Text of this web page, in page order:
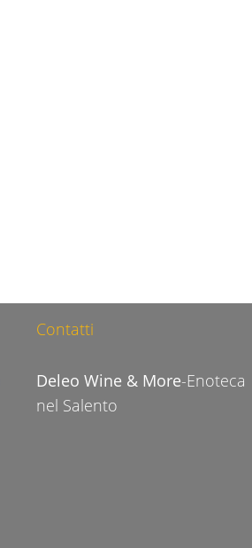
Contatti
Deleo Wine & More-Enoteca
nel Salento